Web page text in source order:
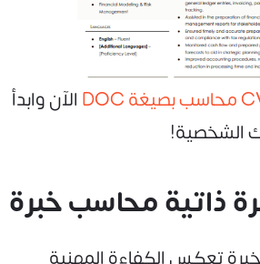
الآن وابدأ
الشخصية!
تعكس الكفاءة المهنية